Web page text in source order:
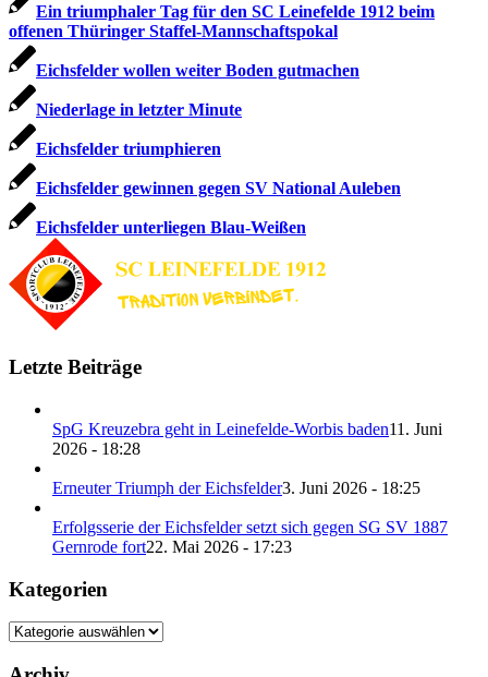
Ein triumphaler Tag für den SC Leinefelde 1912 beim
offenen Thüringer Staffel-Mannschaftspokal
Eichsfelder wollen weiter Boden gutmachen
Niederlage in letzter Minute
Eichsfelder triumphieren
Eichsfelder gewinnen gegen SV National Auleben
Eichsfelder unterliegen Blau-Weißen
Letzte Beiträge
SpG Kreuzebra geht in Leinefelde-Worbis baden11. Juni
2026 - 18:28
Erneuter Triumph der Eichsfelder3. Juni 2026 - 18:25
Erfolgsserie der Eichsfelder setzt sich gegen SG SV 1887
Gernrode fort22. Mai 2026 - 17:23
Kategorien
Kategorien